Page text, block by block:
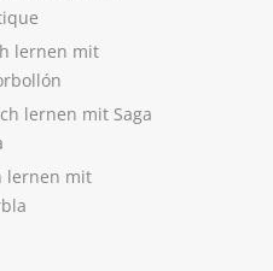
lernen mit
lernen mit Saga
lernen mit